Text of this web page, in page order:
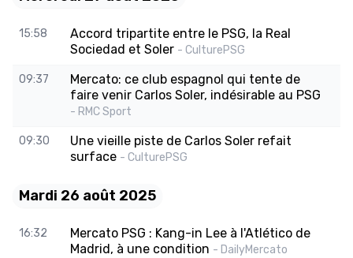
15:58
Accord tripartite entre le PSG, la Real
Sociedad et Soler - CulturePSG
09:37
Mercato: ce club espagnol qui tente de
faire venir Carlos Soler, indésirable au PSG
- RMC Sport
09:30
Une vieille piste de Carlos Soler refait
surface - CulturePSG
Mardi 26 août 2025
16:32
Mercato PSG : Kang-in Lee à l'Atlético de
Madrid, à une condition - DailyMercato